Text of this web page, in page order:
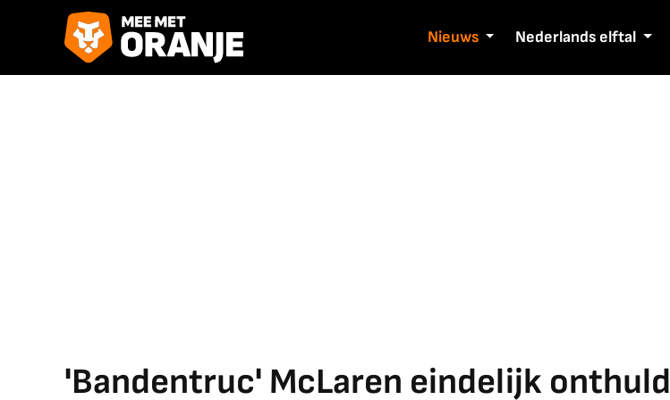
Nieuws Nederlands elftal
'Bandentruc' McLaren eindelijk onthuld